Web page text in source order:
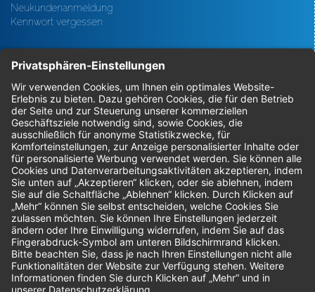
Neukundenanmeldung
Kennwort vergessen
Bestellungen
Sendung verfolgen
Geprüfter Shop